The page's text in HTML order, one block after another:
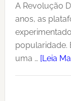
A Revolução
anos, as
popularidade.
uma … [Leia